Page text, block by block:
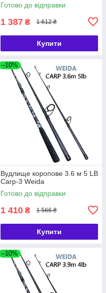
Готово до відправки
1 387 ₴ 1 612 ₴
Купити
–10%
Вудлище коропове 3.6 м 5 LB
Carp-3 Weida
Готово до відправки
1 410 ₴ 1 566 ₴
Купити
–10%